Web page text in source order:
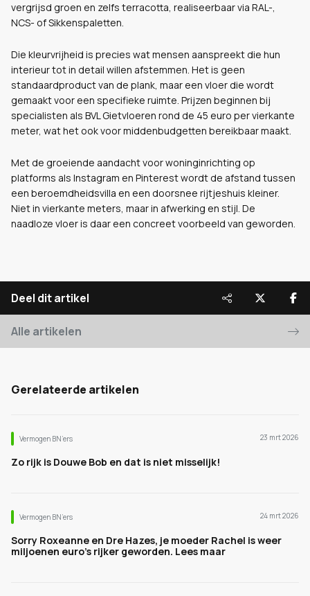
vergrijsd groen en zelfs terracotta, realiseerbaar via RAL-,
NCS- of Sikkenspaletten.
Die kleurvrijheid is precies wat mensen aanspreekt die hun
interieur tot in detail willen afstemmen. Het is geen
standaardproduct van de plank, maar een vloer die wordt
gemaakt voor een specifieke ruimte. Prijzen beginnen bij
specialisten als BVL Gietvloeren rond de 45 euro per vierkante
meter, wat het ook voor middenbudgetten bereikbaar maakt.
Met de groeiende aandacht voor woninginrichting op
platforms als Instagram en Pinterest wordt de afstand tussen
een beroemdheidsvilla en een doorsnee rijtjeshuis kleiner.
Niet in vierkante meters, maar in afwerking en stijl. De
naadloze vloer is daar een concreet voorbeeld van geworden.
Deel dit artikel
Alle artikelen
Gerelateerde artikelen
Vermogen BN’ers 23 mrt 2026
Zo rijk is Douwe Bob en dat is niet misselijk!
Vermogen BN’ers 24 mrt 2026
Sorry Roxeanne en Dre Hazes, je moeder Rachel is weer
miljoenen euro's rijker geworden. Lees maar